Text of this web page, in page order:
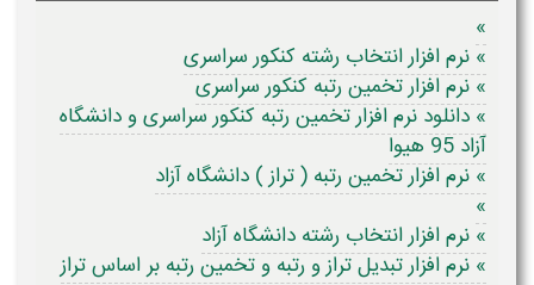
»
» نرم افزار انتخاب رشته کنکور سراسری
» نرم افزار تخمین رتبه کنکور سراسری
» دانلود نرم افزار تخمین رتبه کنکور سراسری و دانشگاه
آزاد 95 هیوا
» نرم افزار تخمین رتبه ( تراز ) دانشگاه آزاد
»
» نرم افزار انتخاب رشته دانشگاه آزاد
» نرم افزار تبدیل تراز و رتبه و تخمین رتبه بر اساس تراز